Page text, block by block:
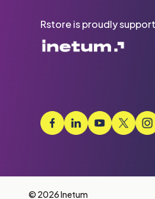
Rstore is proudly
© 2026 Inetum